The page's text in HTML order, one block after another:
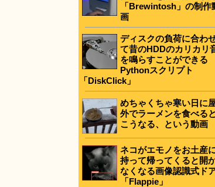
「Brewintosh」の制作
画
ディスクの負荷に合わ
て昔のHDDのカリカリ
を鳴らすことができる
Pythonスクリプト
「DiskClick」
めちゃくちゃ寒い日に
外でラーメンを食べると
こうなる、という動画
ネコがエモノをお土産
持って帰ってくると開
なくなる画像認識式ド
「Flappie」